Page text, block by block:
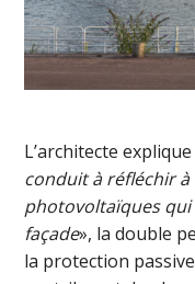
L’architecte
conduit à réfléchir
photovoltaïques
façade», la double
la protection